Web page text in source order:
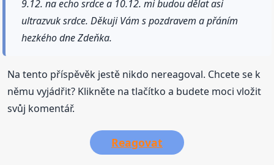
9.12. na echo srdce a 10.12. mi budou dělat asi
ultrazvuk srdce. Děkuji Vám s pozdravem a přáním
hezkého dne Zdeňka.
Na tento příspěvěk jestě nikdo nereagoval. Chcete se k
němu vyjádřit? Klikněte na tlačítko a budete moci vložit
svůj komentář.
Reagovat